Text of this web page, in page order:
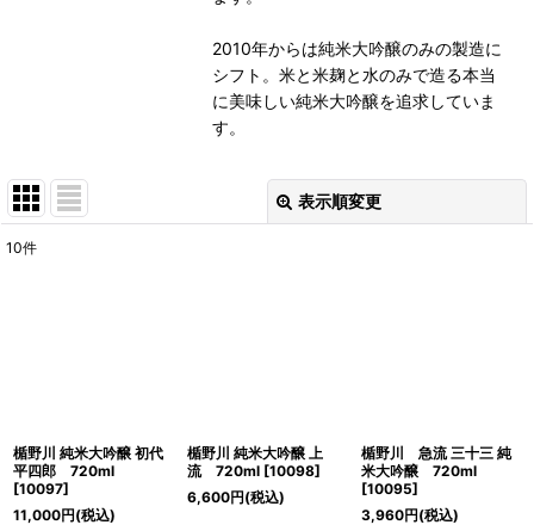
2010年からは純米大吟醸のみの製造に
シフト。米と米麹と水のみで造る本当
に美味しい純米大吟醸を追求していま
す。
表示順変更
10件
楯野川 純米大吟醸 初代
平四郎 720ml
[10097]
11,000円(税込)
楯野川 純米大吟醸 上
流 720ml [10098]
6,600円(税込)
楯野川 急流 三十三 純
米大吟醸 720ml
[10095]
3,960円(税込)